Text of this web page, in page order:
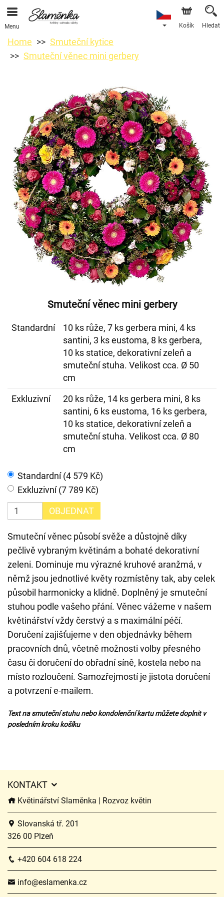
Menu Košík Hledat
Home
Smuteční kytice
Smuteční věnec mini gerbery
Smuteční věnec mini gerbery
Standardní
10 ks růže, 7 ks gerbera mini, 4 ks
santini, 3 ks eustoma, 8 ks gerbera,
10 ks statice, dekorativní zeleň a
smuteční stuha. Velikost cca. Ø 50
cm
Exkluzivní
20 ks růže, 14 ks gerbera mini, 8 ks
santini, 6 ks eustoma, 16 ks gerbera,
10 ks statice, dekorativní zeleň a
smuteční stuha. Velikost cca. Ø 80
cm
Standardní (4 579 Kč)
Exkluzivní (7 789 Kč)
OBJEDNAT
Smuteční věnec působí svěže a důstojně díky
pečlivě vybraným květinám a bohaté dekorativní
zeleni. Dominuje mu výrazné kruhové aranžmá, v
němž jsou jednotlivé květy rozmístěny tak, aby celek
působil harmonicky a klidně. Doplněný je smuteční
stuhou podle vašeho přání. Věnec vážeme v našem
květinářství vždy čerstvý a s maximální péčí.
Doručení zajišťujeme v den objednávky během
pracovních dnů, včetně možnosti volby přesného
času či doručení do obřadní síně, kostela nebo na
místo rozloučení. Samozřejmostí je jistota doručení
a potvrzení e-mailem.
Text na smuteční stuhu nebo kondolenční kartu můžete doplnit v
posledním kroku košíku
KONTAKT
Květinářství Slaměnka | Rozvoz květin
Slovanská tř. 201
326 00 Plzeň
+420 604 618 224
info@eslamenka.cz